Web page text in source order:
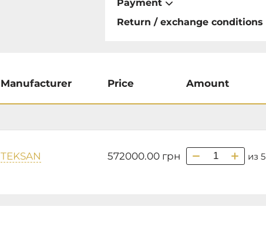
Payment
Return / exchange conditions
Manufacturer Price Amount
TEKSAN 572000.00 грн из 5